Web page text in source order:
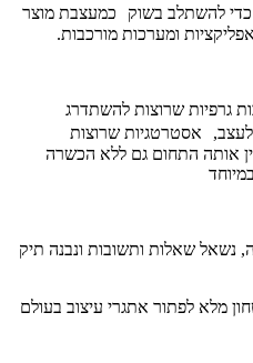
להשתלב בשוק כמעצבת מוצר
ומערכות מורכבות.
גרפיות שרוצות להשתדרג
אסטרטגיות שרוצות
אותה התחום גם ללא הכשרה
נשאל שאלות ותשובות ונבנה תיק
מלא לפתור אתגרי עיצוב בעולם